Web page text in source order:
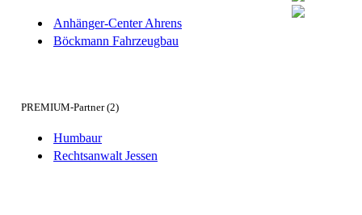
Anhänger-Center Ahrens
Böckmann Fahrzeugbau
PREMIUM-Partner (2)
Humbaur
Rechtsanwalt Jessen